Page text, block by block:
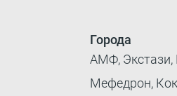
Города
АМФ,
Мефедрон,